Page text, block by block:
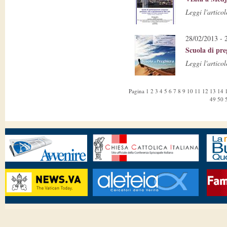
Leggi
28/02/2013 -
Scuola di
Leggi
Pagina 1 2 3 4 5 6 7 8 9 10 11 12 13 14
49 50